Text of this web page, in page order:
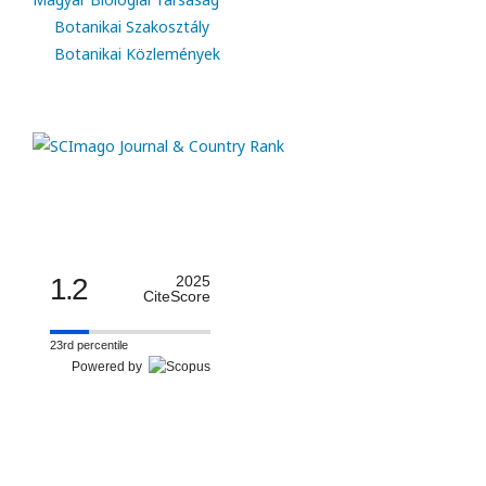
Botanikai Szakosztály
Botanikai Közlemények
1.2
2025
CiteScore
23rd percentile
Powered by